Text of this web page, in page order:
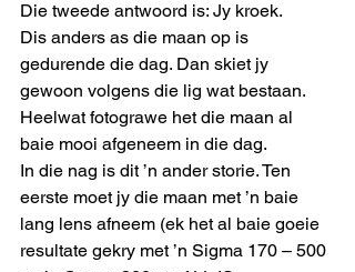
Die tweede antwoord is: Jy kroek.
Dis anders as die maan op is
gedurende die dag. Dan skiet jy
gewoon volgens die lig wat bestaan.
Heelwat fotograwe het die maan al
baie mooi afgeneem in die dag.
In die nag is dit ’n ander storie. Ten
eerste moet jy die maan met ’n baie
lang lens afneem (ek het al baie goeie
resultate gekry met ’n Sigma 170 – 500